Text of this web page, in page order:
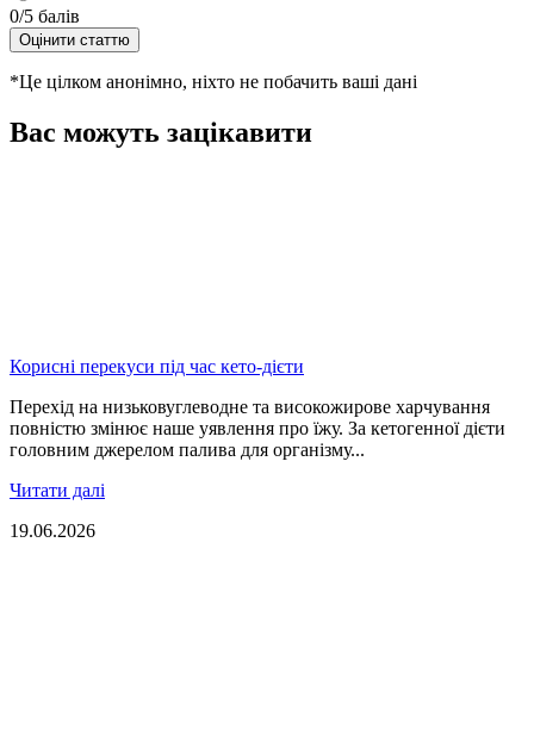
0/5 балів
Оцінити статтю
*Це цілком анонімно, ніхто не побачить ваші дані
Вас можуть зацікавити
Корисні перекуси під час кето-дієти
Перехід на низьковуглеводне та високожирове харчування
повністю змінює наше уявлення про їжу. За кетогенної дієти
головним джерелом палива для організму...
Читати далі
19.06.2026